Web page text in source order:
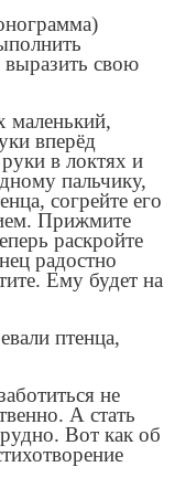
свою
маленький,
вперёд
в локтях и
пальчику,
согрейте его
Прижмите
раскройте
радостно
Ему будет на
птенца,
не
А стать
Вот как об